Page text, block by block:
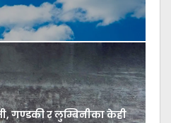
गण्डकी र लुम्बिनीका केही